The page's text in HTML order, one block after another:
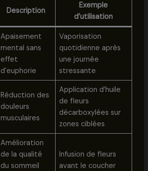
Description
Exemple
d’utilisation
Apaisement
mental sans
effet
d’euphorie
Vaporisation
quotidienne après
une journée
stressante
Réduction des
douleurs
musculaires
Application d’huile
de fleurs
décarboxylées sur
zones ciblées
Amélioration
de la qualité
du sommeil
Infusion de fleurs
avant le coucher